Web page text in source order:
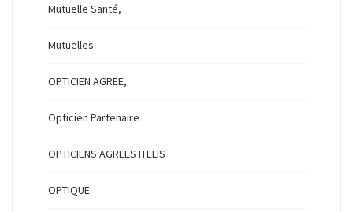
Mutuelle Santé,
Mutuelles
OPTICIEN AGREE,
Opticien Partenaire
OPTICIENS AGREES ITELIS
OPTIQUE